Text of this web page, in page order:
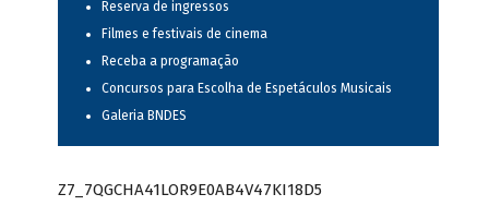
Reserva de ingressos
Filmes e festivais de cinema
Receba a programação
Concursos para Escolha de Espetáculos Musicais
Galeria BNDES
Z7_7QGCHA41LOR9E0AB4V47KI18D5